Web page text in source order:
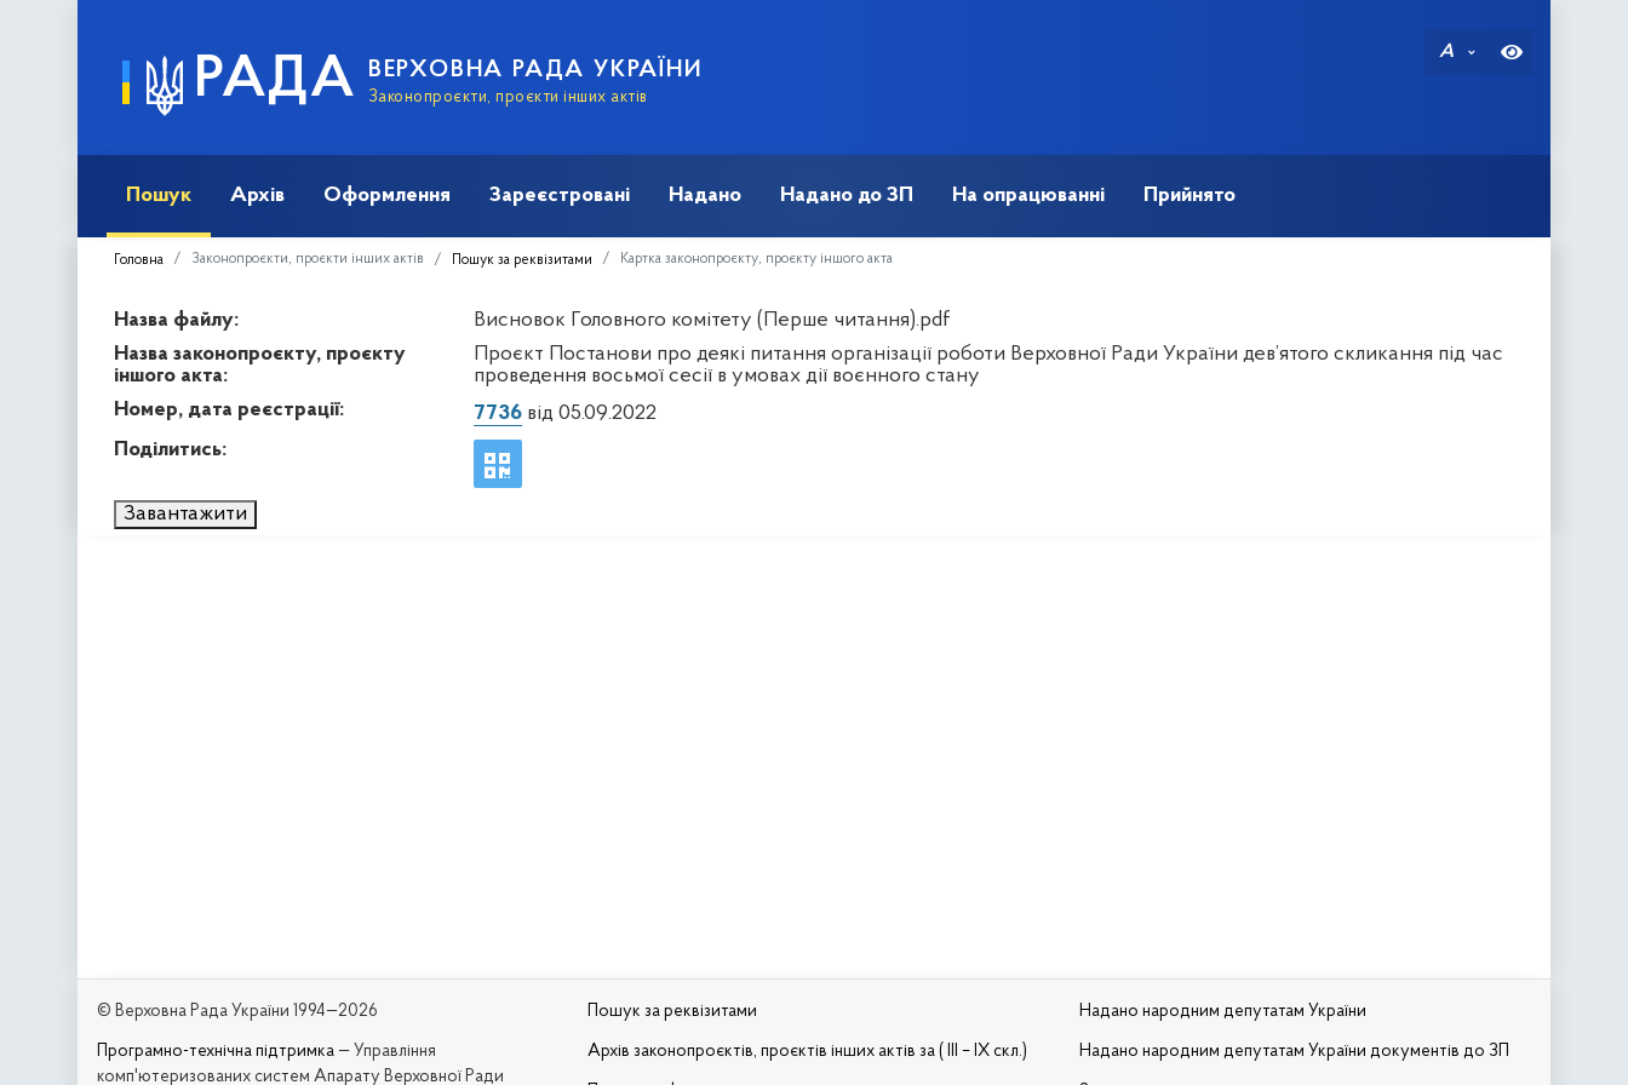
РАДА ВЕРХОВНА РАДА УКРАЇНИ
Законопроєкти, проєкти інших актів
A
Пошук Архів Оформлення Зареєстровані Надано Надано до ЗП На опрацюванні Прийнято
Головна Законопроєкти, проєкти інших актів Пошук за реквізитами Картка законопроєкту, проєкту іншого акта
Назва файлу:
Висновок Головного комітету (Перше читання).pdf
Назва законопроєкту, проєкту
іншого акта:
Проєкт Постанови про деякі питання організації роботи Верховної Ради України дев’ятого скликання під час
проведення восьмої сесії в умовах дії воєнного стану
Номер, дата реєстрації:
7736від 05.09.2022
Поділитись:
Завантажити
© Верховна Рада України 1994—2026
Програмно-технічна підтримка — Управління
комп'ютеризованих систем Апарату Верховної Ради
Пошук за реквізитами
Архів законопроєктів, проєктів інших актів за ( III – IX скл.)
Надано народним депутатам України
Надано народним депутатам України документів до ЗП